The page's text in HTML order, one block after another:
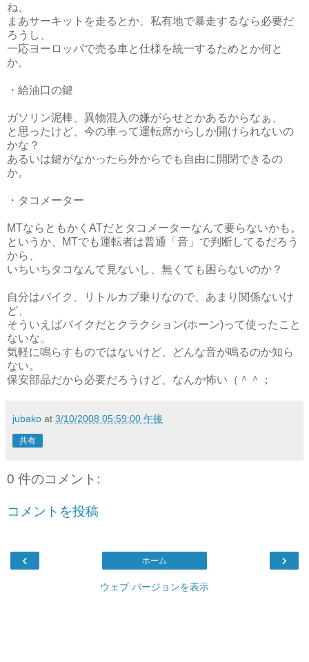
ね、
まあサーキットを走るとか、私有地で暴走するなら必要だ
ろうし、
一応ヨーロッパで売る車と仕様を統一するためとか何と
か。
・給油口の鍵
ガソリン泥棒、異物混入の嫌がらせとかあるからなぁ、
と思ったけど、今の車って運転席からしか開けられないの
かな？
あるいは鍵がなかったら外からでも自由に開閉できるの
か。
・タコメーター
MTならともかくATだとタコメーターなんて要らないかも。
というか、MTでも運転者は普通「音」で判断してるだろう
から、
いちいちタコなんて見ないし、無くても困らないのか？
自分はバイク、リトルカブ乗りなので、あまり関係ないけ
ど、
そういえばバイクだとクラクション(ホーン)って使ったこと
ないな。
気軽に鳴らすものではないけど、どんな音が鳴るのか知ら
ない。
保安部品だから必要だろうけど、なんか怖い（＾＾；
jubako at 3/10/2008 05:59:00 午後
共有
0 件のコメント:
コメントを投稿
‹ ›
ホーム
ウェブ バージョンを表示